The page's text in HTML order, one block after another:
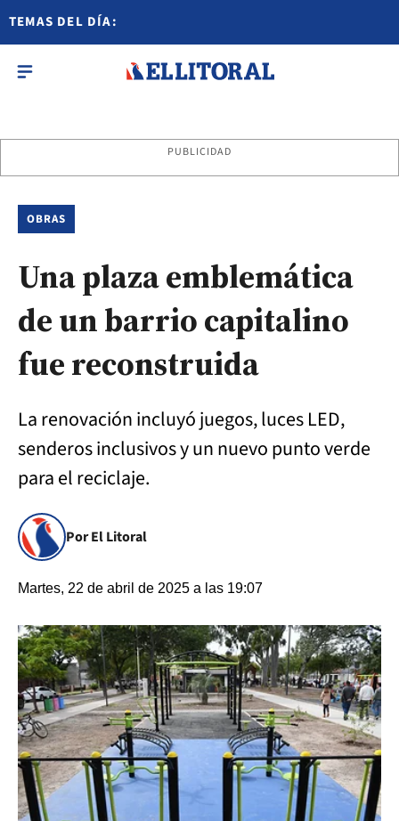
TEMAS DEL DÍA:
PUBLICIDAD
OBRAS
Una plaza emblemática
de un barrio capitalino
fue reconstruida
La renovación incluyó juegos, luces LED,
senderos inclusivos y un nuevo punto verde
para el reciclaje.
Por El Litoral
Martes, 22 de abril de 2025 a las 19:07